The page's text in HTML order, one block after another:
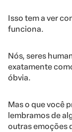
Isso tem a ver
funciona.
Nós, seres
exatamente
óbvia.
Mas o que você
lembramos de
outras emoções